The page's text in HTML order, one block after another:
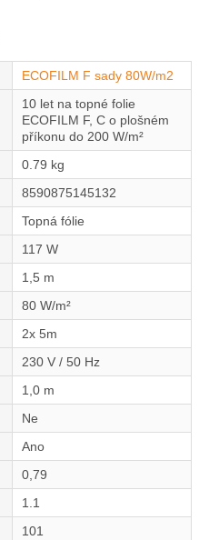
ECOFILM F sady 80W/m2
10 let na topné folie
ECOFILM F, C o plošném
příkonu do 200 W/m²
0.79 kg
8590875145132
Topná fólie
117 W
1,5 m
80 W/m²
2x 5m
230 V / 50 Hz
1,0 m
Ne
Ano
0,79
1.1
101